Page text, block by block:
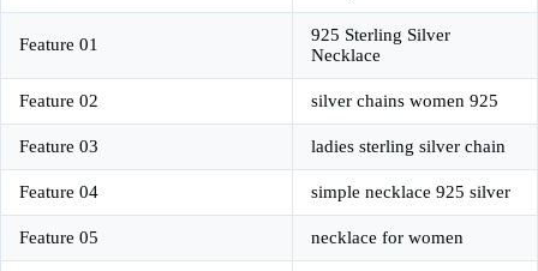
Feature 01
925 Sterling Silver
Necklace
Feature 02 silver chains women 925
Feature 03 ladies sterling silver chain
Feature 04 simple necklace 925 silver
Feature 05 necklace for women